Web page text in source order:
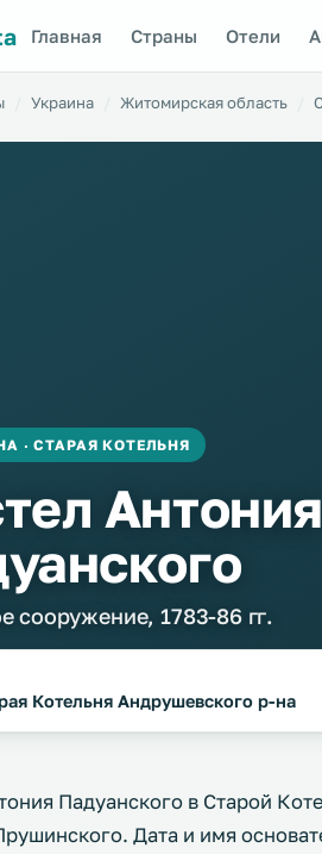
Главная Страны Отели
Украина Житомирская область
· СТАРАЯ КОТЕЛЬНЯ
Антония
сооружение, 1783-86 гг.
Котельня Андрушевского р-на
Падуанского в Старой
Дата и имя